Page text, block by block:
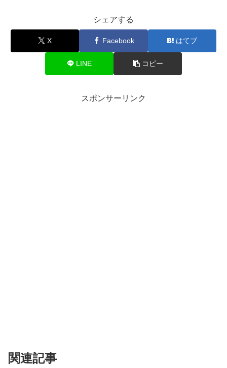
シェアする
X Facebook はてブ
LINE コピー
スポンサーリンク
関連記事